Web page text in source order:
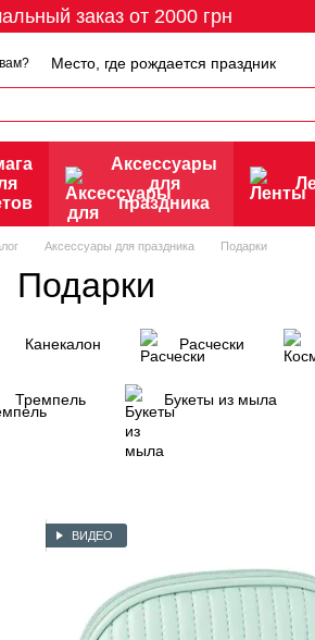
заказ от 2000 грн
Место, где рождается праздник
Аксессуары
для
праздника
Аксессуары для праздника Подарки
Подарки
Канекалон Расчески
Тремпель Букеты из мыла
ВИДЕО